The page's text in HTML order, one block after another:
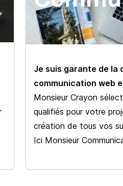
Je suis garante de la
communication web
Monsieur Crayon
qualifiés pour votre
création de tous vos
Ici Monsieur